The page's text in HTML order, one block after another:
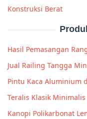
Konstruksi Berat
Hasil Pemasangan
Jual Railing Tangga
Pintu Kaca Aluminium
Teralis Klasik
Kanopi Polikarbonat